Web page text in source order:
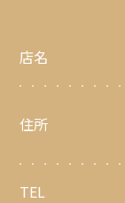
店名
住所
TEL